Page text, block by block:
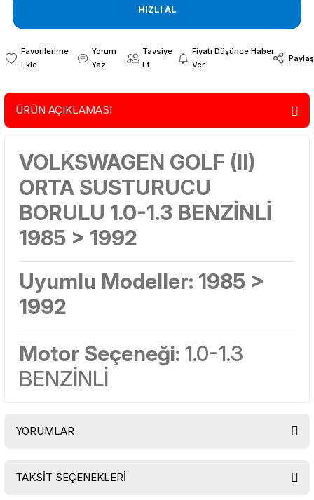
HIZLI AL
Yorum
Yaz
Tavsiye
Et
Fiyatı Düşünce Haber
Ver
Paylaş
ÜRÜN AÇIKLAMASI
VOLKSWAGEN GOLF (II)
ORTA SUSTURUCU
BORULU 1.0-1.3 BENZİNLİ
1985 > 1992
Uyumlu Modeller: 1985 >
1992
Motor Seçeneği: 1.0-1.3
BENZİNLİ
YORUMLAR
TAKSİT SEÇENEKLERİ